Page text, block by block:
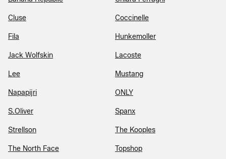
Cluse Coccinelle
Fila Hunkemoller
Jack Wolfskin Lacoste
Lee Mustang
Napapijri ONLY
S.Oliver Spanx
Strellson The Kooples
The North Face Topshop